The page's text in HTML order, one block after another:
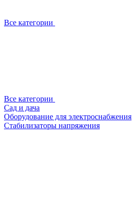
Все категории
Все категории
Сад и дача
Оборудование для электроснабжения
Стабилизаторы напряжения